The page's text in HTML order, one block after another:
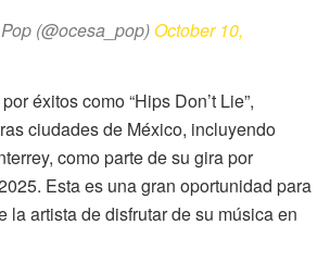
(@ocesa_pop) October 10,
éxitos como “Hips Don’t Lie”,
ciudades de México, incluyendo
como parte de su gira por
Esta es una gran oportunidad para
la artista de disfrutar de su música en